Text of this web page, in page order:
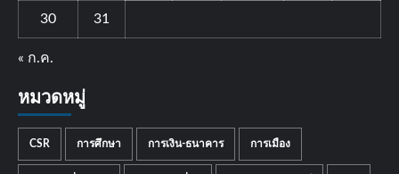
30 31
« ก.ค.
หมวดหมู่
CSR การศึกษา การเงิน-ธนาคาร การเมือง